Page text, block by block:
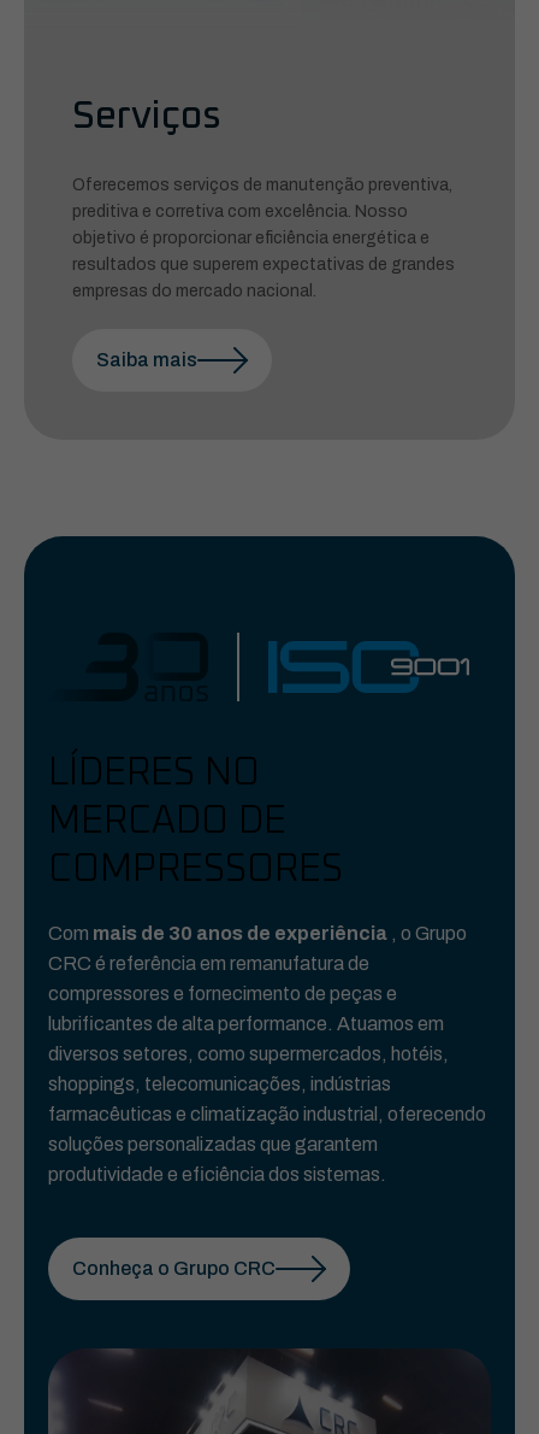
Serviços
Oferecemos serviços de manutenção preventiva,
preditiva e corretiva com excelência. Nosso
objetivo é proporcionar eficiência energética e
resultados que superem expectativas de grandes
empresas do mercado nacional.
Saiba mais
LÍDERES NO
MERCADO DE
COMPRESSORES
Com mais de 30 anos de experiência , o Grupo
CRC é referência em remanufatura de
compressores e fornecimento de peças e
lubrificantes de alta performance. Atuamos em
diversos setores, como supermercados, hotéis,
shoppings, telecomunicações, indústrias
farmacêuticas e climatização industrial, oferecendo
soluções personalizadas que garantem
produtividade e eficiência dos sistemas.
Conheça o Grupo CRC